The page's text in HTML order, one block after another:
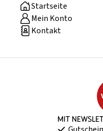
Startseite
Mein Konto
Kontakt
Mit